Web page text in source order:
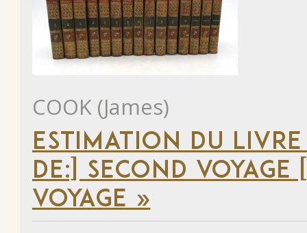
COOK (James)
ESTIMATION DU
DE:] SECOND
VOYAGE »